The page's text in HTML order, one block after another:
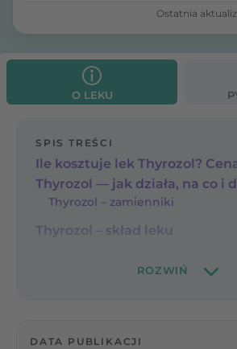
Ostatnia
O LEKU
SPIS TREŚCI
Ile kosztuje lek Thyrozol?
Thyrozol — jak działa, na co i
Thyrozol – zamienniki
Thyrozol – skład leku
DATA PUBLIKACJI